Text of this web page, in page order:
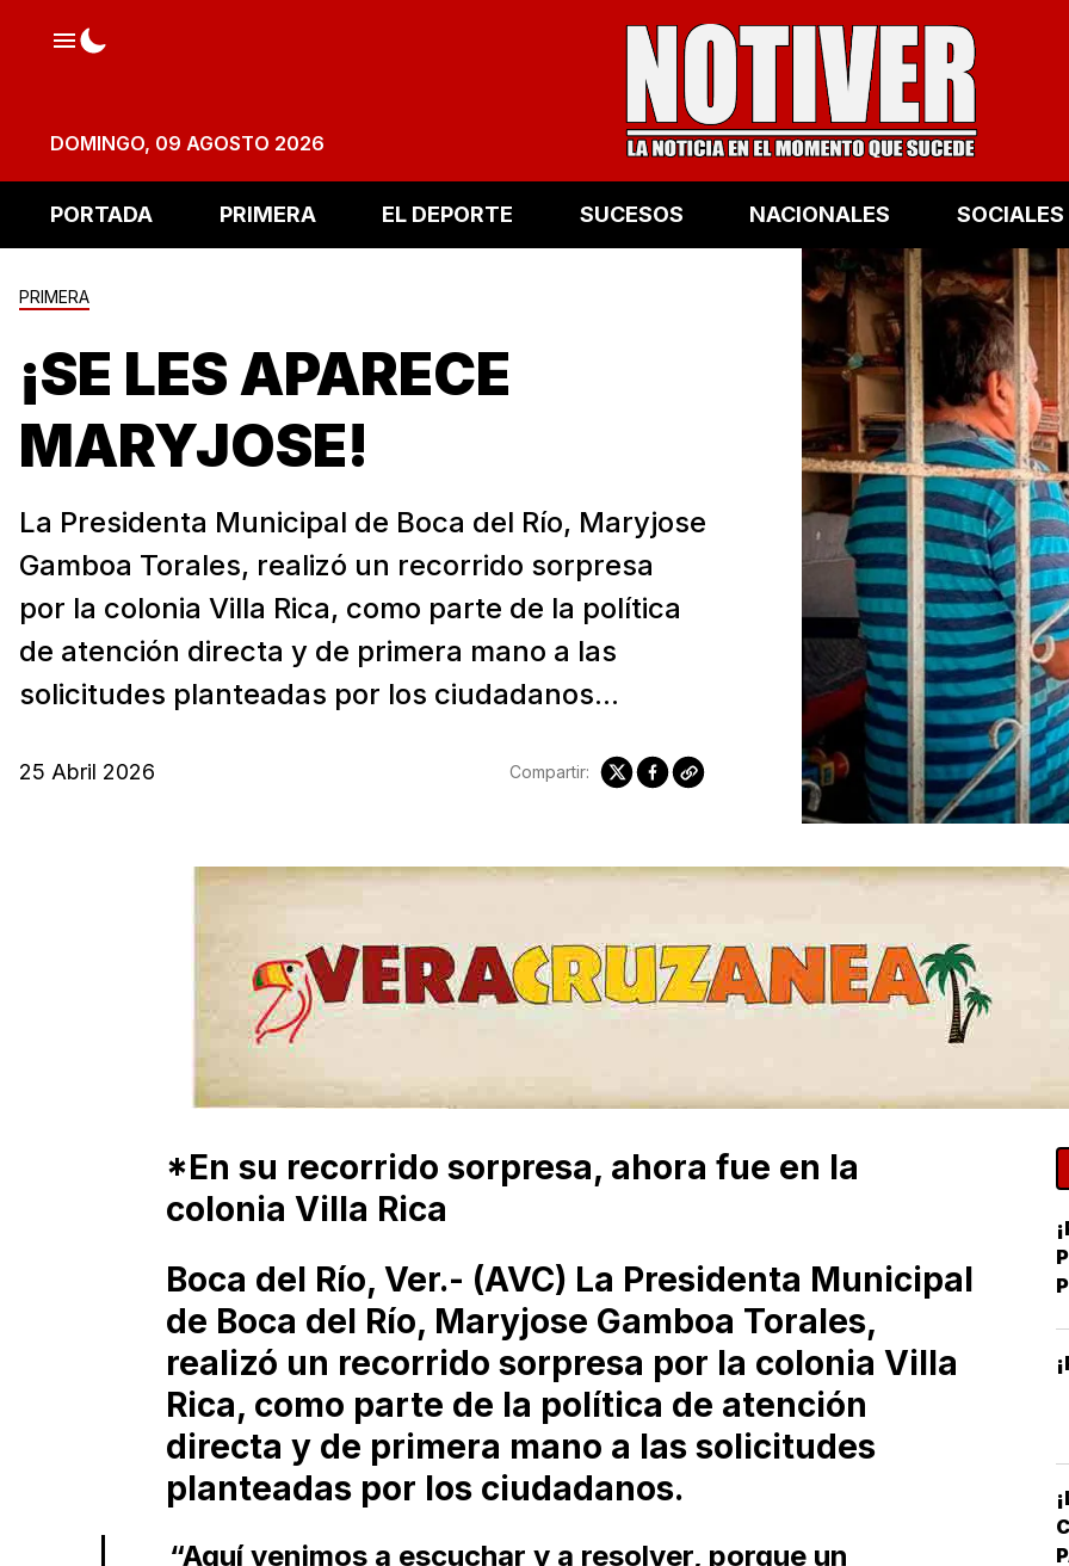
DOMINGO, 09 AGOSTO 2026
PORTADA PRIMERA EL DEPORTE SUCESOS NACIONALES SOCIALES
PRIMERA
¡SE LES APARECE
MARYJOSE!
La Presidenta Municipal de Boca del Río, Maryjose
Gamboa Torales, realizó un recorrido sorpresa
por la colonia Villa Rica, como parte de la política
de atención directa y de primera mano a las
solicitudes planteadas por los ciudadanos...
25 Abril 2026 Compartir:
*En su recorrido sorpresa, ahora fue en la
colonia Villa Rica
Boca del Río, Ver.- (AVC) La Presidenta Municipal
de Boca del Río, Maryjose Gamboa Torales,
realizó un recorrido sorpresa por la colonia Villa
Rica, como parte de la política de atención
directa y de primera mano a las solicitudes
planteadas por los ciudadanos.
“Aquí venimos a escuchar y a resolver, porque un